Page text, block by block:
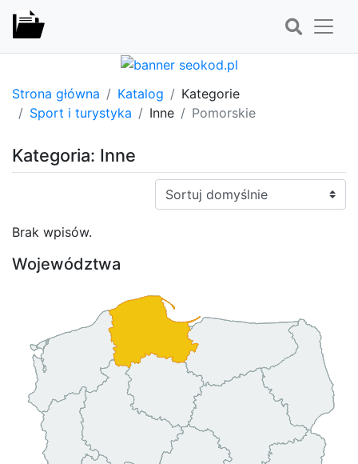
Strona główna Katalog
Kategorie
Sport i turystyka
Inne Pomorskie
Kategoria: Inne
Sortuj:
Brak wpisów.
Województwa